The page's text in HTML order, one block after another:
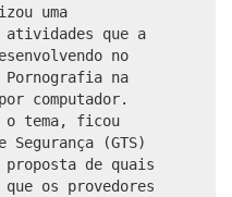
uma
atividades que a
no
Pornografia na
computador.
o tema, ficou
(GTS)
proposta de quais
os provedores